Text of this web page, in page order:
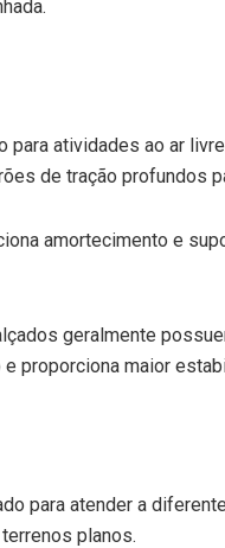
atividades ao ar
de tração profundos
amortecimento e
geralmente
proporciona maior
para atender a
planos.